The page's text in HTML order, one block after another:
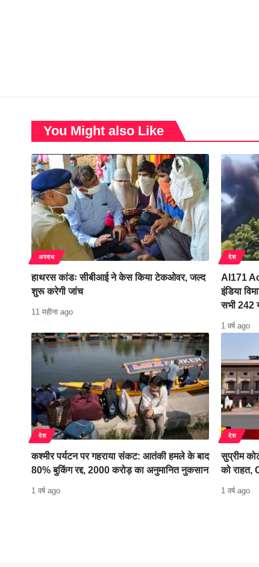
You Might also Like
अपराध
हाथरस कांडः सीबीआई ने केस किया टेकओवर, जल्द
शुरू करेगी जांच
11 महीना ago
देश
AI171
इंडिया
सभी 242
1 वर्ष ago
देश
कश्मीर पर्यटन पर गहराया संकट: आतंकी हमले के बाद
80% बुकिंग रद्द, 2000 करोड़ का अनुमानित नुकसान
1 वर्ष ago
देश
सुप्रीम
को
1 वर्ष ago